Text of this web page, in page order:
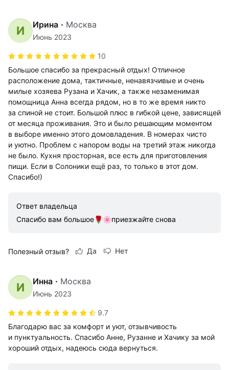
И Ирина · Москва
Июнь 2023
10
Большое спасибо за прекрасный отдых! Отличное
расположение дома, тактичные, ненавязчивые и очень
милые хозяева Рузана и Хачик, а также незаменимая
помощница Анна всегда рядом, но в то же время никто
за спиной не стоит. Большой плюс в гибкой цене, зависящей
от месяца проживания. Это и было решающим моментом
в выборе именно этого домовладения. В номерах чисто
и уютно. Проблем с напором воды на третий этаж никогда
не было. Кухня просторная, все есть для приготовления
пищи. Если в Солоники ещё раз, то только в этот дом.
Спасибо!)
Ответ владельца
Спасибо вам большое🌹🌸приезжайте снова
Полезный отзыв? Да Нет
И Инна · Москва
Июнь 2023
9.7
Благодарю вас за комфорт и уют, отзывчивость
и пунктуальность. Спасибо Анне, Рузанне и Хачику за мой
хороший отдых, надеюсь сюда вернуться.